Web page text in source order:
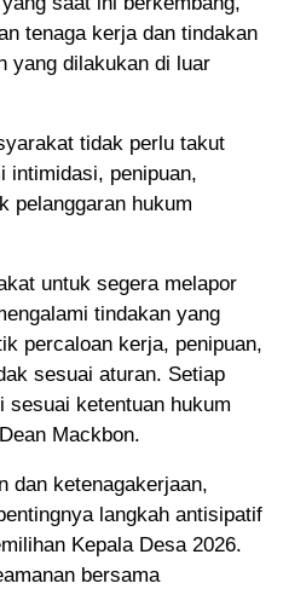
tenaga kerja dan tindakan
yang dilakukan di luar
tidak perlu takut
intimidasi, penipuan,
pelanggaran hukum
untuk segera melapor
tindakan yang
percaloan kerja, penipuan,
sesuai aturan. Setiap
sesuai ketentuan hukum
Mackbon.
dan ketenagakerjaan,
langkah antisipatif
Kepala Desa 2026.
bersama